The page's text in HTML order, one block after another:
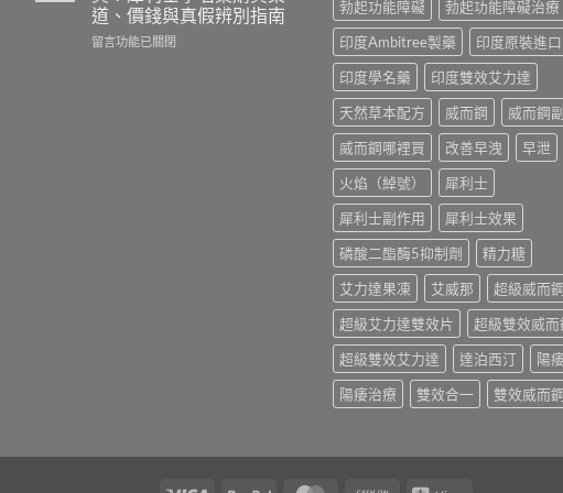
學
名
選？
2026
藥
邊
隻
道、價錢與真假辨別指南
在
留言功能已關閉
勃起功能障礙
勃起功能障礙治療
印度Ambitree製藥
印度原裝進口
印度學名藥
印度雙效艾力達
天然草本配方
威而鋼
威而鋼
威而鋼哪裡買
改善早洩
早泄
火焰（綽號）
犀利士
犀利士副作用
犀利士效果
磷酸二酯酶5抑制劑
精力糖
艾力達果凍
艾威那
超級威而鋼
超級艾力達雙效片
超級雙效威而
超級雙效艾力達
達泊西汀
陽痿
陽痿治療
雙效合一 雙效威而鋼